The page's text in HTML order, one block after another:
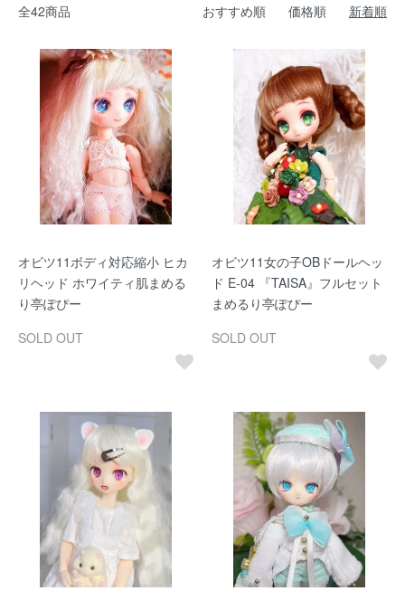
全42商品 おすすめ順 価格順 新着順
オビツ11ボディ対応縮小 ヒカ
リヘッド ホワイティ肌まめる
り亭ぽぴー
SOLD OUT
オビツ11女の子OBドールヘッ
ド E-04 『TAISA』フルセット
まめるり亭ぽぴー
SOLD OUT